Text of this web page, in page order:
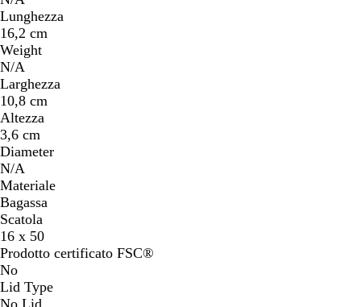
Lunghezza
16,2 cm
Weight
N/A
Larghezza
10,8 cm
Altezza
3,6 cm
Diameter
N/A
Materiale
Bagassa
Scatola
16 x 50
Prodotto certificato FSC®
No
Lid Type